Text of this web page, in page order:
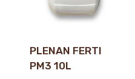
PLENAN FERTI
PM3 10L